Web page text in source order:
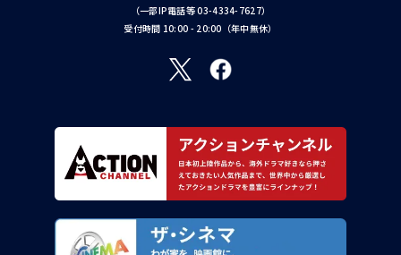
（一部IP電話等 03-4334-7627）
受付時間 10:00 - 20:00（年中無休）